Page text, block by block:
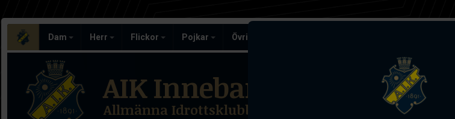
Dam Herr Flickor Pojkar Övriga lag
AIK Innebandy
Allmänna Idrottsklubben